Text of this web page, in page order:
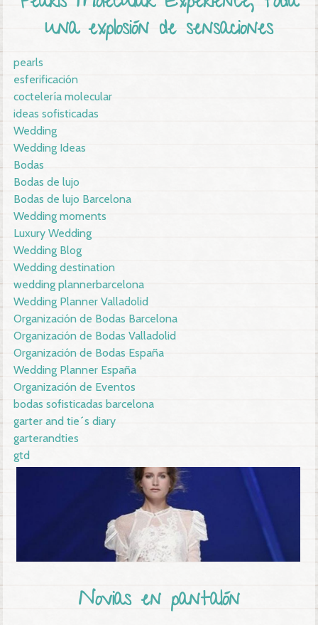
una explosión de sensaciones
pearls
esferificación
coctelería molecular
ideas sofisticadas
Wedding
Wedding Ideas
Bodas
Bodas de lujo
Bodas de lujo Barcelona
Wedding moments
Luxury Wedding
Wedding Blog
Wedding destination
wedding plannerbarcelona
Wedding Planner Valladolid
Organización de Bodas Barcelona
Organización de Bodas Valladolid
Organización de Bodas España
Wedding Planner España
Organización de Eventos
bodas sofisticadas barcelona
garter and tie´s diary
garterandties
gtd
Novias en pantalón